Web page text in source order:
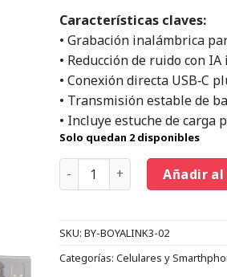
Características claves:
• Grabación inalámbrica
• Reducción de ruido con
• Conexión directa USB‑C
• Transmisión estable de
• Incluye estuche de carga
Solo quedan 2 disponibles
Añadir
SKU: BY-BOYALINK3-02
Categorías: Celulares y